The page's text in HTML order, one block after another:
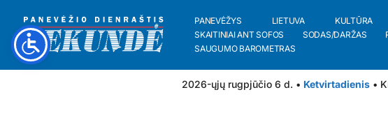
PANEVĖŽYS LIETUVA KULTŪRA
SKAITINIAI ANT SOFOS
SODAS/DARŽAS
SAUGUMO BAROMETRAS
2026-ųjų rugpjūčio 6 d. • Ketvirtadienis •